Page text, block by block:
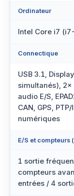
Ordinateur
Intel Core i7
Connectique
USB 3.1,
simultanés),
audio E/S,
CAN, GPS,
numériques
E/S et compteurs
1 sortie
compteurs
entrées / 4